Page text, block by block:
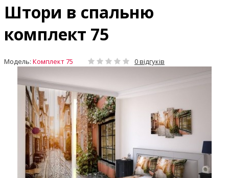
Штори в спальню
комплект 75
Модель: Комплект 75 0 відгуків